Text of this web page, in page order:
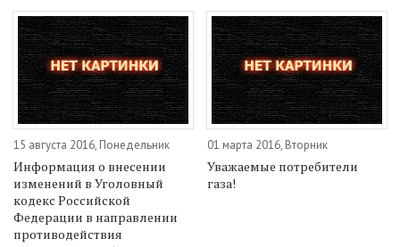
15 августа 2016, Понедельник
Информация о внесении
изменений в Уголовный
кодекс Российской
Федерации в направлении
противодействия
01 марта 2016, Вторник
Уважаемые потребители
газа!